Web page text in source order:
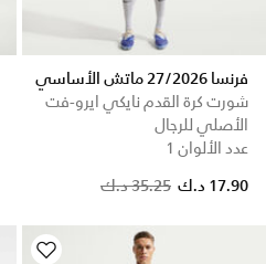
فرنسا 27/2026 ماتش الأساسي
شورت كرة القدم نايكي ايرو-فت
الأصلي للرجال
عدد الألوان 1
35.25 د.ك
17.90 د.ك
Price reduced from
to